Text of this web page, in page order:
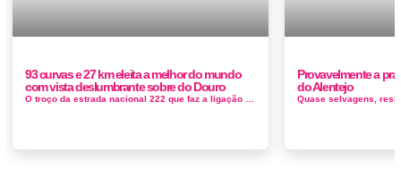
93 curvas e 27 km eleita a melhor do mundo
com vista deslumbrante sobre do Douro
Provavelmente a
do Alentejo